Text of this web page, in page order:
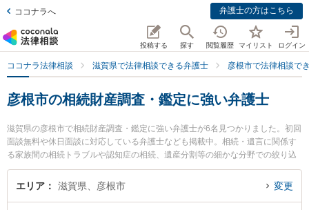
ココナラへ 弁護士の方はこちら
投稿する 探す 閲覧履歴 マイリスト ログイン
ココナラ法律相談 滋賀県で法律相談できる弁護士 彦根市で法律相談で
彦根市の相続財産調査・鑑定に強い弁護士
滋賀県の彦根市で相続財産調査・鑑定に強い弁護士が6名見つかりました。初回
面談無料や休日面談に対応している弁護士なども掲載中。相続・遺言に関係す
る家族間の相続トラブルや認知症の相続、遺産分割等の細かな分野での絞り込
み検索もでき便利です。特に彦根法律事務所の林 直樹弁護士や石田法律事務所
の石田 拓也弁護士、南彦根法律事務所の鈴木 司弁護士のプロフィール情報や弁
護士費用、強みなどが注目されています。『彦根市で土日や夜間に発生した相
エリア 滋賀県、彦根市 変更